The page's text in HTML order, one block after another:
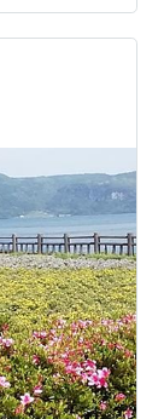
くても 心が
ウキ高揚し